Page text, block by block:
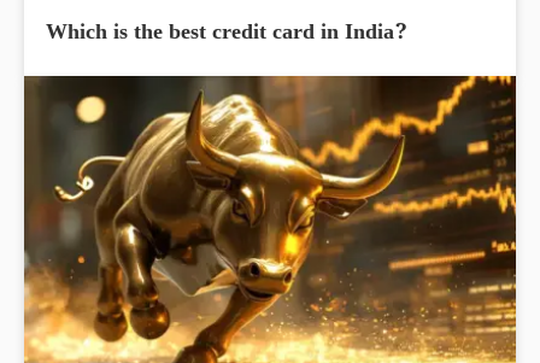
Which is the best credit card in India?